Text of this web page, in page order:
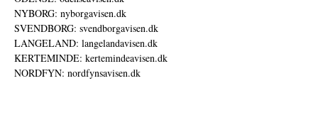
NYBORG: nyborgavisen.dk
SVENDBORG: svendborgavisen.dk
LANGELAND: langelandavisen.dk
KERTEMINDE: kertemindeavisen.dk
NORDFYN: nordfynsavisen.dk